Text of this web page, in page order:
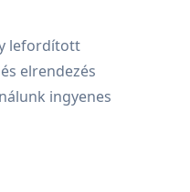
lefordított
elrendezés
ingyenes